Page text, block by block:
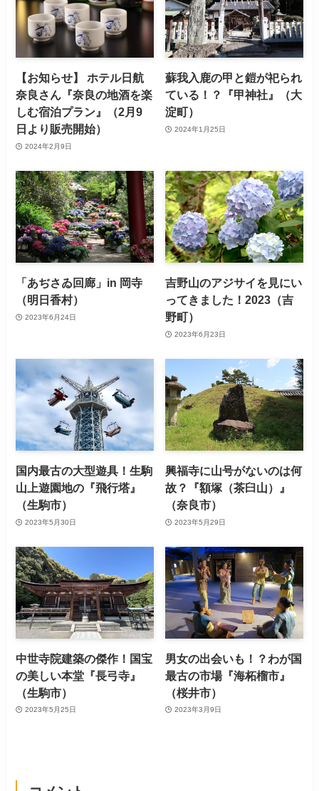
【お知らせ】 ホテル日航
奈良さん『奈良の地酒を楽
しむ宿泊プラン』（2月9
日より販売開始）
2024年2月9日
蘇我入鹿の甲と鎧が祀られ
ている！？『甲神社』（大
淀町）
2024年1月25日
「あぢさゐ回廊」in 岡寺
（明日香村）
2023年6月24日
吉野山のアジサイを見にい
ってきました！2023（吉
野町）
2023年6月23日
国内最古の大型遊具！生駒
山上遊園地の『飛行塔』
（生駒市）
2023年5月30日
興福寺に山号がないのは何
故？『額塚（茶臼山）』
（奈良市）
2023年5月29日
中世寺院建築の傑作！国宝
の美しい本堂『長弓寺』
（生駒市）
2023年5月25日
男女の出会いも！？わが国
最古の市場『海柘榴市』
（桜井市）
2023年3月9日